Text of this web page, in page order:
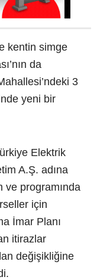
kentin simge
da
3
yeni bir
Elektrik
A.Ş. adına
ve programında
için
İmar Planı
itirazlar
değişikliğine